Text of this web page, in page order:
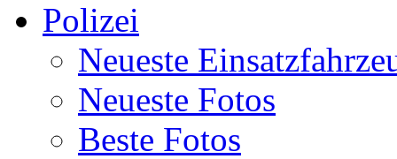
Polizei
Neueste
Neueste Fotos
Beste Fotos